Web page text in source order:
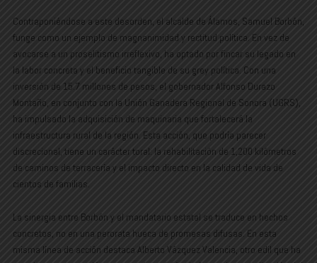
Contraponiéndose a este desorden, el alcalde de Álamos, Samuel Borbón,
funge como un ejemplo de magnanimidad y rectitud política. En vez de
avocarse a un proselitismo irreflexivo, ha optado por fincar su legado en
la labor concreta y el beneficio tangible de su grey política. Con una
inversión de 15.7 millones de pesos, el gobernador Alfonso Durazo
Montaño, en conjunto con la Unión Ganadera Regional de Sonora (UGRS),
ha impulsado la adquisición de maquinaria que fortalecerá la
infraestructura rural de la región. Esta acción, que podría parecer
discrecional, tiene un carácter toral: la rehabilitación de 1,200 kilómetros
de caminos de terracería y el impacto directo en la calidad de vida de
cientos de familias.
La sinergia entre Borbón y el mandatario estatal se traduce en hechos
concretos, no en una perorata hueca de promesas difusas. En esta
misma línea de acción destaca Alberto Vázquez Valencia, otro edil que ha